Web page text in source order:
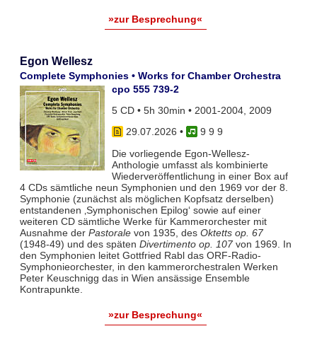
»zur Besprechung«
Egon Wellesz
Complete Symphonies • Works for Chamber Orchestra
cpo 555 739-2
5 CD • 5h 30min • 2001-2004, 2009
29.07.2026 •
9 9 9
Die vorliegende Egon-Wellesz-
Anthologie umfasst als kombinierte
Wiederveröffentlichung in einer Box auf
4 CDs sämtliche neun Symphonien und den 1969 vor der 8.
Symphonie (zunächst als möglichen Kopfsatz derselben)
entstandenen ‚Symphonischen Epilog‘ sowie auf einer
weiteren CD sämtliche Werke für Kammerorchester mit
Ausnahme der Pastoralevon 1935, des Oktetts op. 67
(1948-49) und des späten Divertimento op. 107von 1969. In
den Symphonien leitet Gottfried Rabl das ORF-Radio-
Symphonieorchester, in den kammerorchestralen Werken
Peter Keuschnigg das in Wien ansässige Ensemble
Kontrapunkte.
»zur Besprechung«